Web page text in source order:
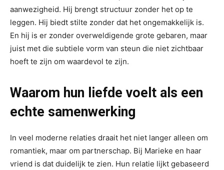
aanwezigheid. Hij brengt structuur zonder het op te
leggen. Hij biedt stilte zonder dat het ongemakkelijk is.
En hij is er zonder overweldigende grote gebaren, maar
juist met die subtiele vorm van steun die niet zichtbaar
hoeft te zijn om waardevol te zijn.
Waarom hun liefde voelt als een
echte samenwerking
In veel moderne relaties draait het niet langer alleen om
romantiek, maar om partnerschap. Bij Marieke en haar
vriend is dat duidelijk te zien. Hun relatie lijkt gebaseerd